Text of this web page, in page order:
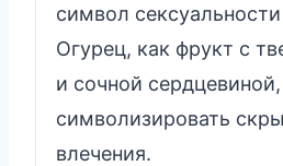
символ
Огурец, как фрукт с
и сочной
символизировать
влечения.